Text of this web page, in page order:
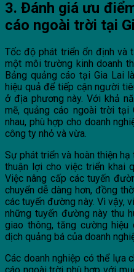
3. Đánh giá ưu
cáo ngoài trời tại
Tốc độ phát triển ổn định và
một môi trường kinh doanh
Bảng quảng cáo tại Gia Lai
hiệu quả để tiếp cận người
ở địa phương này. Với khả
mẽ, quảng cáo ngoài trời tại
nhau, phù hợp cho doanh
công ty nhỏ và vừa.
Sự phát triển và hoàn thiện
thuận lợi cho việc triển khai
Việc nâng cấp các tuyến
chuyển dễ dàng hơn, đồng
các tuyến đường này. Vì vậy,
những tuyến đường này thu
giao thông, tăng cường hiệu
dịch quảng bá của doanh
Các doanh nghiệp có thể lựa